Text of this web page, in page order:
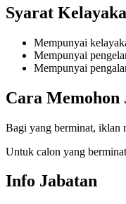
Syarat
Mempunyai
Mempunyai
Mempunyai
Cara Memohon
Bagi yang berminat, iklan
Untuk calon yang
Info Jabatan